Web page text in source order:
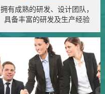
拥有成熟的研发、设计团队，
具备丰富的研发及生产经验